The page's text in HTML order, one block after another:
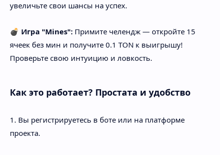
увеличьте свои шансы на успех.
💣 Игра "Mines": Примите челендж — откройте 15
ячеек без мин и получите 0.1 TON к выигрышу!
Проверьте свою интуицию и ловкость.
Как это работает? Простата и удобство
1. Вы регистрируетесь в боте или на платформе
проекта.